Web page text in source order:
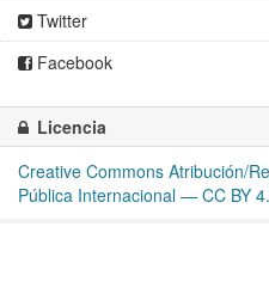
Twitter
Facebook
Licencia
Creative Commons Atribución/
Pública Internacional — CC BY